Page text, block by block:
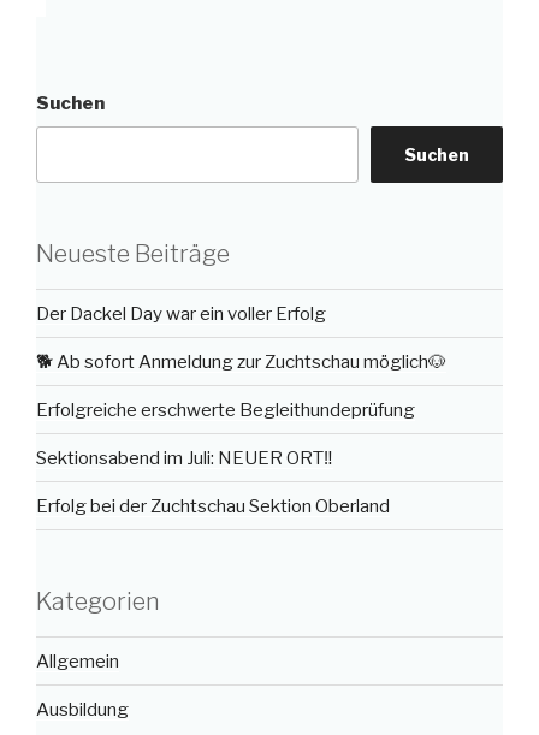
Suchen
Suchen
Neueste Beiträge
Der Dackel Day war ein voller Erfolg
🐕 Ab sofort Anmeldung zur Zuchtschau möglich🐶
Erfolgreiche erschwerte Begleithundeprüfung
Sektionsabend im Juli: NEUER ORT‼️
Erfolg bei der Zuchtschau Sektion Oberland
Kategorien
Allgemein
Ausbildung